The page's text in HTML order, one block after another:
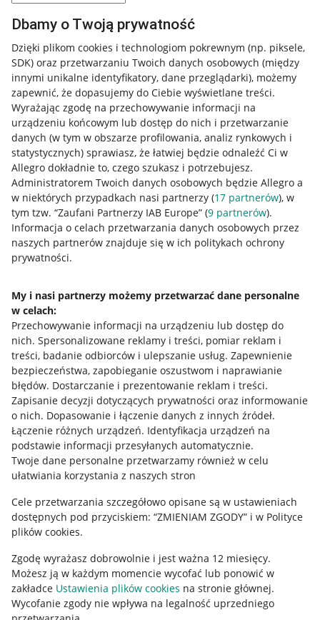
Dbamy o Twoją prywatność
Dzięki plikom cookies i technologiom pokrewnym (np. piksele,
SDK) oraz przetwarzaniu Twoich danych osobowych (między
innymi unikalne identyfikatory, dane przeglądarki), możemy
zapewnić, że dopasujemy do Ciebie wyświetlane treści.
Wyrażając zgodę na przechowywanie informacji na
urządzeniu końcowym lub dostęp do nich i przetwarzanie
danych (w tym w obszarze profilowania, analiz rynkowych i
statystycznych) sprawiasz, że łatwiej będzie odnaleźć Ci w
Allegro dokładnie to, czego szukasz i potrzebujesz.
Administratorem Twoich danych osobowych będzie Allegro a
w niektórych przypadkach nasi partnerzy (17 partnerów), w
tym tzw. “Zaufani Partnerzy IAB Europe” (9 partnerów).
Informacja o celach przetwarzania danych osobowych przez
naszych partnerów znajduje się w ich politykach ochrony
prywatności.
My i nasi partnerzy możemy przetwarzać dane personalne
w celach:
Przechowywanie informacji na urządzeniu lub dostęp do
nich. Spersonalizowane reklamy i treści, pomiar reklam i
treści, badanie odbiorców i ulepszanie usług. Zapewnienie
bezpieczeństwa, zapobieganie oszustwom i naprawianie
błędów. Dostarczanie i prezentowanie reklam i treści.
Zapisanie decyzji dotyczących prywatności oraz informowanie
o nich. Dopasowanie i łączenie danych z innych źródeł.
Łączenie różnych urządzeń. Identyfikacja urządzeń na
podstawie informacji przesyłanych automatycznie.
Twoje dane personalne przetwarzamy również w celu
ułatwiania korzystania z naszych stron
Cele przetwarzania szczegółowo opisane są w ustawieniach
dostępnych pod przyciskiem: “ZMIENIAM ZGODY” i w Polityce
plików cookies.
Zgodę wyrażasz dobrowolnie i jest ważna 12 miesięcy.
Możesz ją w każdym momencie wycofać lub ponowić w
zakładce Ustawienia plików cookies na stronie głównej.
Wycofanie zgody nie wpływa na legalność uprzedniego
Przydatne informacje
Jak to działa
Napisz do nas
Allegro Gadane dla sprzedających
Mapa miejscowości
Informacje prawne
Regulamin
Polityka plików "cookies"
Ustawienia plików "cookies"
Udostępnianie lokalizacji
Informacje dla Aktu o Usługach Cyfrowych
Pobierz aplikację